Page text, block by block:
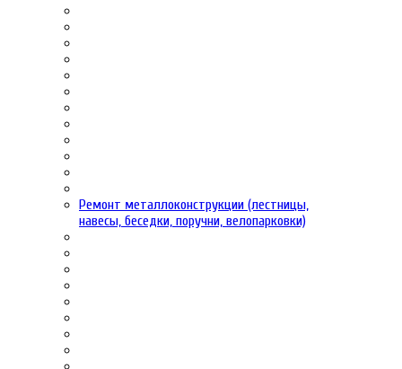
Ремонт металлоконструкции (лестницы,
навесы, беседки, поручни, велопарковки)